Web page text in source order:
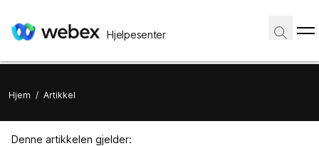
Hjelpesenter
Hjem / Artikkel
Denne artikkelen gjelder: